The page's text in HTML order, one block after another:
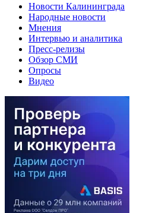
Новости Калининграда
Народные новости
Мнения
Интервью и аналитика
Пресс-релизы
Обзор СМИ
Опросы
Видео